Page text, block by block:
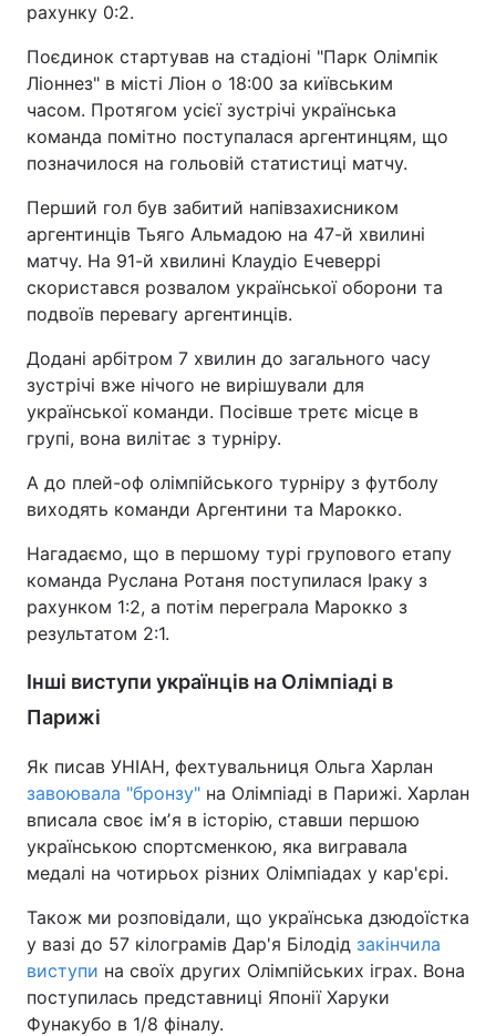
рахунку 0:2.
Поєдинок стартував на стадіоні "Парк Олімпік
Ліоннез" в місті Ліон о 18:00 за київським
часом. Протягом усієї зустрічі українська
команда помітно поступалася аргентинцям, що
позначилося на гольовій статистиці матчу.
Перший гол був забитий напівзахисником
аргентинців Тьяго Альмадою на 47-й хвилині
матчу. На 91-й хвилині Клаудіо Ечеверрі
скористався розвалом української оборони та
подвоїв перевагу аргентинців.
Додані арбітром 7 хвилин до загального часу
зустрічі вже нічого не вирішували для
української команди. Посівше третє місце в
групі, вона вилітає з турніру.
А до плей-оф олімпійського турніру з футболу
виходять команди Аргентини та Марокко.
Нагадаємо, що в першому турі групового етапу
команда Руслана Ротаня поступилася Іраку з
рахунком 1:2, а потім переграла Марокко з
результатом 2:1.
Інші виступи українців на Олімпіаді в
Парижі
Як писав УНІАН, фехтувальниця Ольга Харлан
завоювала "бронзу" на Олімпіаді в Парижі. Харлан
вписала своє імʼя в історію, ставши першою
українською спортсменкою, яка вигравала
медалі на чотирьох різних Олімпіадах у кар'єрі.
Також ми розповідали, що українська дзюдоїстка
у вазі до 57 кілограмів Дар'я Білодід закінчила
виступи на своїх других Олімпійських іграх. Вона
поступилась представниці Японії Харуки
Фунакубо в 1/8 фіналу.